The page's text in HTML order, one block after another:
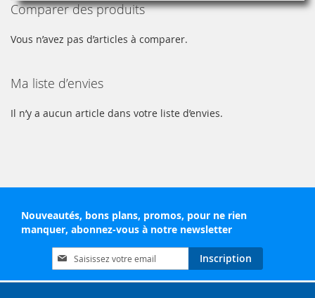
Comparer des produits
Vous n’avez pas d’articles à comparer.
Ma liste d’envies
Il n’y a aucun article dans votre liste d’envies.
Nouveautés, bons plans, promos, pour ne rien
manquer, abonnez-vous à notre newsletter
Inscription
à
notre
Inscription